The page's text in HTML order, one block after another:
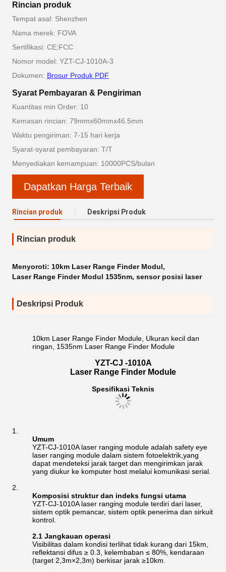
Rincian produk
Tempat asal: Shenzhen
Nama merek: FOVA
Sertifikasi: CE;FCC
Nomor model: YZT-CJ-1010A-3
Dokumen: Brosur Produk PDF
Syarat Pembayaran & Pengiriman
Kuantitas min Order: 10
Kemasan rincian: 79mmx60mmx46.5mm
Waktu pengiriman: 7-15 hari kerja
Syarat-syarat pembayaran: T/T
Menyediakan kemampuan: 10000PCS/bulan
Dapatkan Harga Terbaik
Rincian produk Deskripsi Produk
Rincian produk
Menyoroti: 10km Laser Range Finder Modul,
Laser Range Finder Modul 1535nm, sensor posisi laser
Deskripsi Produk
10km Laser Range Finder Module, Ukuran kecil dan
ringan, 1535nm Laser Range Finder Module
YZT-CJ -1010A
Laser Range Finder Module
Spesifikasi Teknis
Umum
YZT-CJ-1010A laser ranging module adalah safety eye
laser ranging module dalam sistem fotoelektrik,yang
dapat mendeteksi jarak target dan mengirimkan jarak
yang diukur ke komputer host melalui komunikasi serial.
Komposisi struktur dan indeks fungsi utama
YZT-CJ-1010A laser ranging module terdiri dari laser,
sistem optik pemancar, sistem optik penerima dan sirkuit
kontrol.
2.1 Jangkauan operasi
Visibilitas dalam kondisi terlihat tidak kurang dari 15km,
reflektansi difus ≥ 0.3, kelembaban ≤ 80%, kendaraan
(target 2,3m×2,3m) berkisar jarak ≥10km.